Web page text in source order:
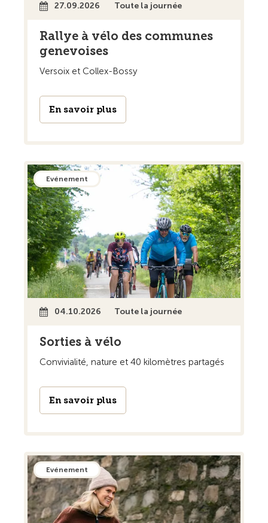
27.09.2026 Toute la journée
Rallye à vélo des communes
genevoises
Versoix et Collex-Bossy
En savoir plus
Evénement
04.10.2026 Toute la journée
Sorties à vélo
Convivialité, nature et 40 kilomètres partagés
En savoir plus
Evénement